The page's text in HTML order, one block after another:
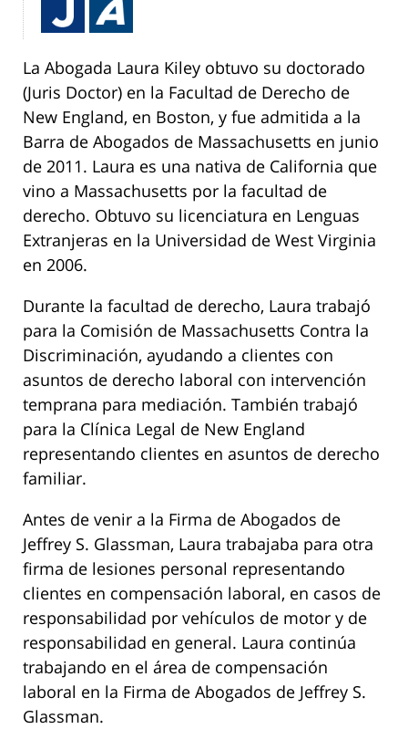
La Abogada Laura Kiley obtuvo su doctorado
(Juris Doctor) en la Facultad de Derecho de
New England, en Boston, y fue admitida a la
Barra de Abogados de Massachusetts en junio
de 2011. Laura es una nativa de California que
vino a Massachusetts por la facultad de
derecho. Obtuvo su licenciatura en Lenguas
Extranjeras en la Universidad de West Virginia
en 2006.
Durante la facultad de derecho, Laura trabajó
para la Comisión de Massachusetts Contra la
Discriminación, ayudando a clientes con
asuntos de derecho laboral con intervención
temprana para mediación. También trabajó
para la Clínica Legal de New England
representando clientes en asuntos de derecho
familiar.
Antes de venir a la Firma de Abogados de
Jeffrey S. Glassman, Laura trabajaba para otra
firma de lesiones personal representando
clientes en compensación laboral, en casos de
responsabilidad por vehículos de motor y de
responsabilidad en general. Laura continúa
trabajando en el área de compensación
laboral en la Firma de Abogados de Jeffrey S.
Glassman.